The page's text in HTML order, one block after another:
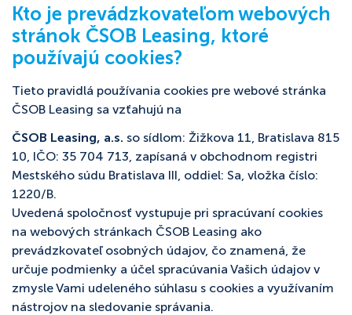
Kto je prevádzkovateľom webových
stránok ČSOB Leasing, ktoré
používajú cookies?
Tieto pravidlá používania cookies pre webové stránka
ČSOB Leasing sa vzťahujú na
ČSOB Leasing, a.s. so sídlom: Žižkova 11, Bratislava 815
10, IČO: 35 704 713, zapísaná v obchodnom registri
Mestského súdu Bratislava III, oddiel: Sa, vložka číslo:
1220/B.
Uvedená spoločnosť vystupuje pri spracúvaní cookies
na webových stránkach ČSOB Leasing ako
prevádzkovateľ osobných údajov, čo znamená, že
určuje podmienky a účel spracúvania Vašich údajov v
zmysle Vami udeleného súhlasu s cookies a využívaním
nástrojov na sledovanie správania.